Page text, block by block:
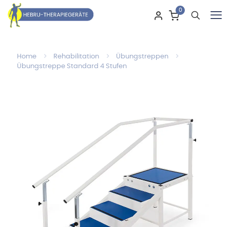
0
Home Rehabilitation
Übungstreppen
Übungstreppe Standard 4 Stufen